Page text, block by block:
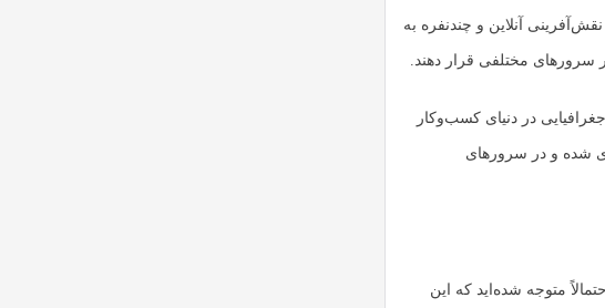
آنلاین و چندنفره به
در دنیای کسب‌وکار
شده و در سرورهای
متوجه شده‌اید که این